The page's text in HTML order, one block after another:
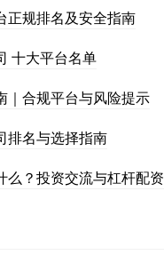
正规排名及安全指南
十大平台名单
｜合规平台与风险提示
排名与选择指南
么？投资交流与杠杆配